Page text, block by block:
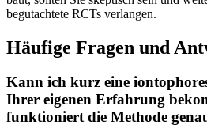
begutachtete RCTs verlangen.
Häufige Fragen ⁢und
Kann ich kurz eine
Ihrer eigenen Erfahrung
funktioniert die Methode